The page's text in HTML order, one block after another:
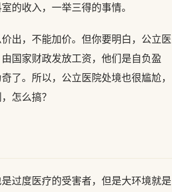
的收入，一举三得的事情。
出，不能加价。但你要明白，公立医
国家财政发放工资，他们是自负盈
了。所以，公立医院处境也很尴尬，
怎么搞？
过度医疗的受害者，但是大环境就是